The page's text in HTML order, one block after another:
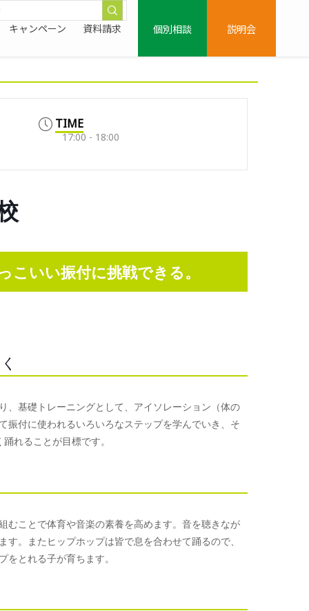
キャンペーン 資料請求
個別相談
説明会
TIME
17:00 - 18:00
こいい振付に挑戦できる。
、基礎トレーニングとして、アイソレーション（体の
振付に使われるいろいろなステップを学んでいき、そ
れることが目標です。
むことで体育や音楽の素養を高めます。音を聴きなが
。またヒップホップは皆で息を合わせて踊るので、
とれる子が育ちます。